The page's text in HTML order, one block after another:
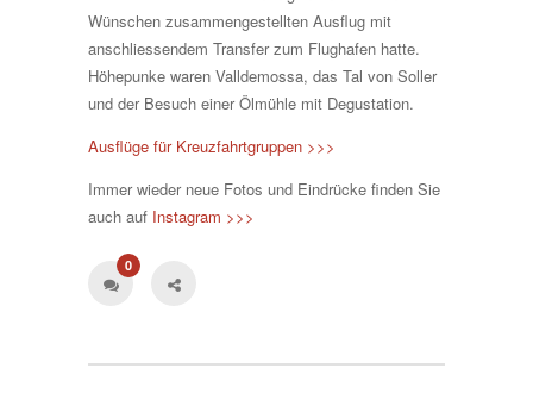
Wünschen zusammengestellten Ausflug mit
anschliessendem Transfer zum Flughafen hatte.
Höhepunke waren Valldemossa, das Tal von Soller
und der Besuch einer Ölmühle mit Degustation.
Ausflüge für Kreuzfahrtgruppen >>>
Immer wieder neue Fotos und Eindrücke finden Sie
auch auf Instagram >>>
0